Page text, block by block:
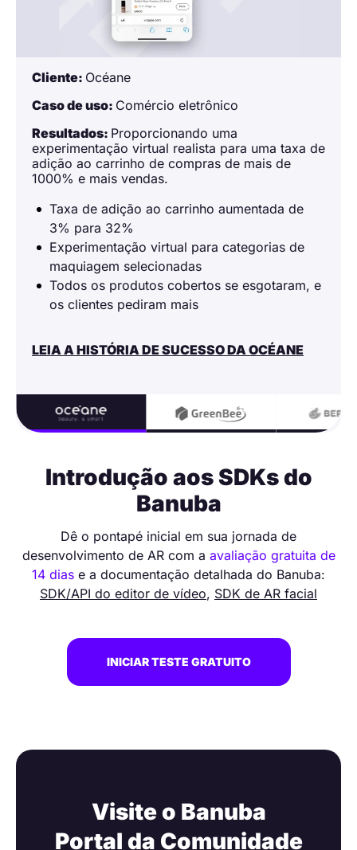
Cliente: Océane
Caso de uso: Comércio eletrônico
Resultados: Proporcionando uma
experimentação virtual realista para uma taxa de
adição ao carrinho de compras de mais de
1000% e mais vendas.
Taxa de adição ao carrinho aumentada de
3% para 32%
Experimentação virtual para categorias de
maquiagem selecionadas
Todos os produtos cobertos se esgotaram, e
os clientes pediram mais
LEIA A HISTÓRIA DE SUCESSO DA OCÉANE
Introdução aos SDKs do
Banuba
Dê o pontapé inicial em sua jornada de
desenvolvimento de AR com a avaliação gratuita de
14 dias e a documentação detalhada do Banuba:
SDK/API do editor de vídeo, SDK de AR facial
INICIAR TESTE GRATUITO
Visite o Banuba
Portal da Comunidade